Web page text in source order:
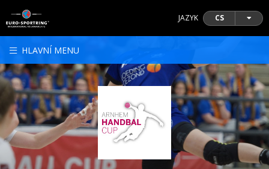
JAZYK CS
HLAVNÍ MENU